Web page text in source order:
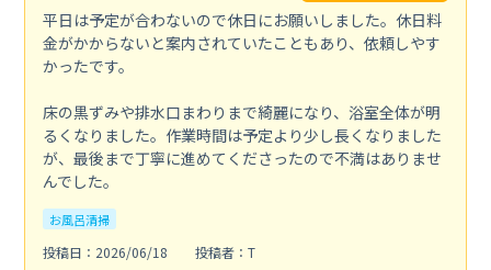
平日は予定が合わないので休日にお願いしました。休日料
金がかからないと案内されていたこともあり、依頼しやす
かったです。
床の黒ずみや排水口まわりまで綺麗になり、浴室全体が明
るくなりました。作業時間は予定より少し長くなりました
が、最後まで丁寧に進めてくださったので不満はありませ
んでした。
お風呂清掃
投稿日：2026/06/18
投稿者：T